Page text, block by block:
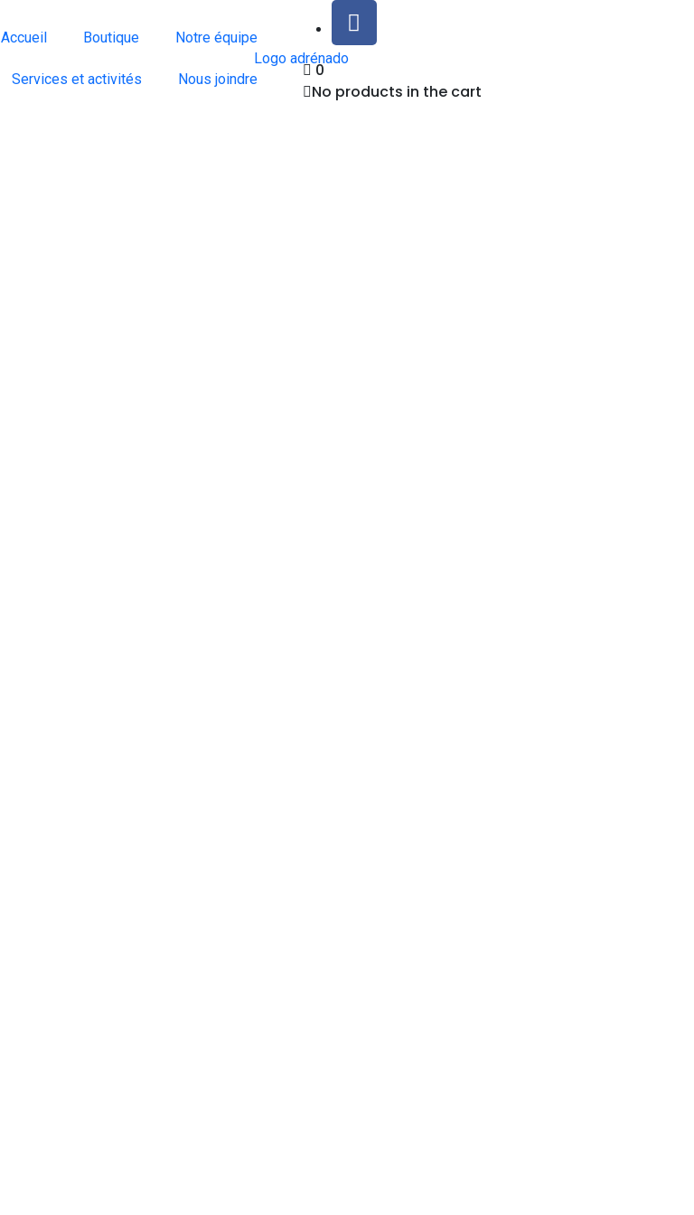
Accueil Boutique Notre équipe
Services et activités Nous joindre
0
No products in the cart